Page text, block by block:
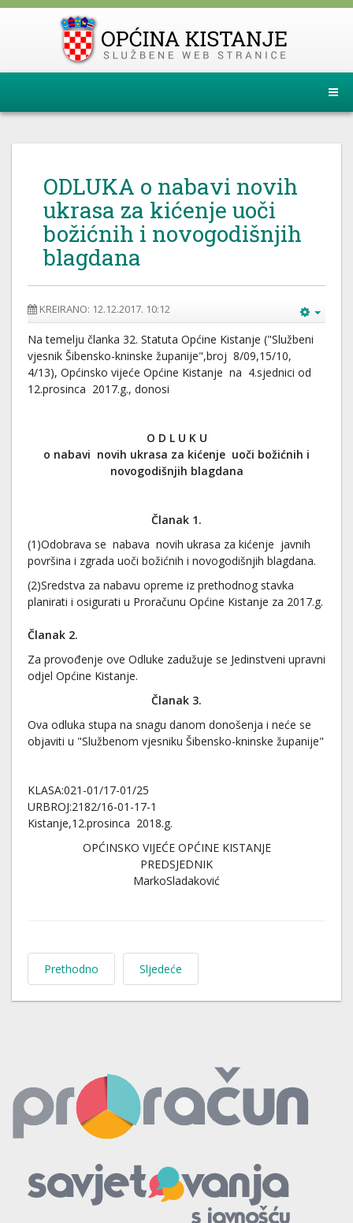
ODLUKA o nabavi novih
ukrasa za kićenje uoči
božićnih i novogodišnjih
blagdana
KREIRANO: 12.12.2017. 10:12
Na temelju članka 32. Statuta Općine Kistanje ("Službeni
vjesnik Šibensko-kninske županije",broj 8/09,15/10,
4/13), Općinsko vijeće Općine Kistanje na 4.sjednici od
12.prosinca 2017.g., donosi
O D L U K U
o nabavi novih ukrasa za kićenje uoči božićnih i
novogodišnjih blagdana
Članak 1.
(1)Odobrava se nabava novih ukrasa za kićenje javnih
površina i zgrada uoči božićnih i novogodišnjih blagdana.
(2)Sredstva za nabavu opreme iz prethodnog stavka
planirati i osigurati u Proračunu Općine Kistanje za 2017.g.
Članak 2.
Za provođenje ove Odluke zadužuje se Jedinstveni upravni
odjel Općine Kistanje.
Članak 3.
Ova odluka stupa na snagu danom donošenja i neće se
objaviti u "Službenom vjesniku Šibensko-kninske županije"
KLASA:021-01/17-01/25
URBROJ:2182/16-01-17-1
Kistanje,12.prosinca 2018.g.
OPĆINSKO VIJEĆE OPĆINE KISTANJE
PREDSJEDNIK
MarkoSladaković
Prethodno Sljedeće